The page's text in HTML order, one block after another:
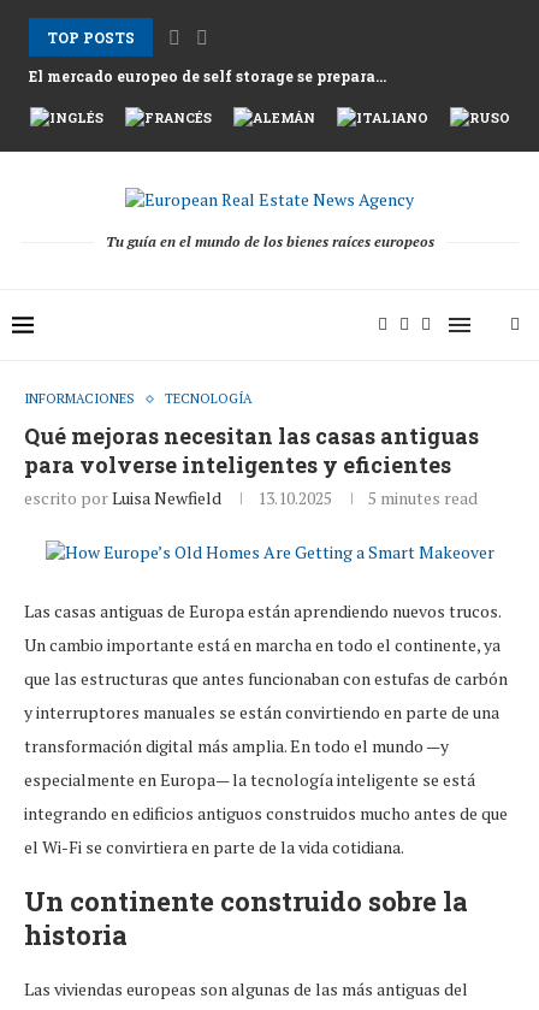
TOP POSTS
El mercado europeo de self storage se prepara...
Los alquileres en Atenas suben mientras Grecia afronta...
Nemo Garden Una granja submarina que desafía la...
Bruselas busca desbloquear 10 billones de euros en...
Greystar Impulsa la Expansión Estratégica del Build to...
Las principales ciudades apuntan a las segundas viviendas...
Activos hoteleros tras la temporada 2025 mientras los...
El cambio estructural detrás de la recuperación de...
Tu guía en el mundo de los bienes raíces europeos
INFORMACIONES TECNOLOGÍA
Qué mejoras necesitan las casas antiguas
para volverse inteligentes y eficientes
escrito porLuisa Newfield 13.10.2025 5 minutes read
Las casas antiguas de Europa están aprendiendo nuevos trucos.
Un cambio importante está en marcha en todo el continente, ya
que las estructuras que antes funcionaban con estufas de carbón
y interruptores manuales se están convirtiendo en parte de una
transformación digital más amplia. En todo el mundo —y
especialmente en Europa— la tecnología inteligente se está
integrando en edificios antiguos construidos mucho antes de que
el Wi-Fi se convirtiera en parte de la vida cotidiana.
Un continente construido sobre la
historia
Las viviendas europeas son algunas de las más antiguas del